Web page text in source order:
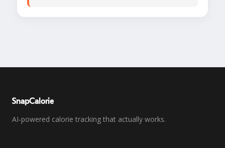
SnapCalorie
AI-powered calorie tracking that actually works.